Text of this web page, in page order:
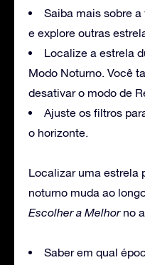
Saiba mais sobre
e explore outras
Localize a estrela
Modo Noturno. Você
desativar o modo de
Ajuste os filtros
o horizonte.
Localizar uma estrela
noturno muda ao
Escolher a Melhor no
Saber em qual